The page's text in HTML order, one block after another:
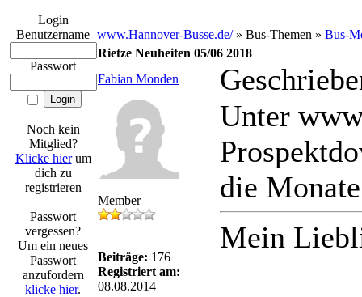
Login
Benutzername
Passwort
Noch kein
Mitglied?
Klicke hierum
dich zu
registrieren
Passwort
vergessen?
Um ein neues
Passwort
anzufordern
klicke hier.
www.Hannover-Busse.de/» Bus-Themen » Bus-
Rietze Neuheiten 05/06 2018
Fabian Monden
Member
Beiträge: 176
Registriert am:
08.08.2014
Unter
die
Mein